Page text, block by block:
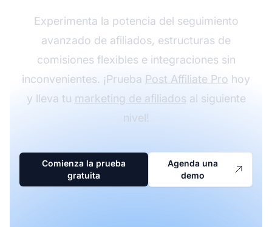
Experimenta la potencia del seguimiento
avanzado de afiliados, estructuras de
comisiones flexibles e integraciones sin
inconvenientes. ¡Prueba Post Affiliate Pro hoy
y lleva tu marketing de afiliados al siguiente
nivel!
Comienza la prueba
gratuita
Agenda una
demo